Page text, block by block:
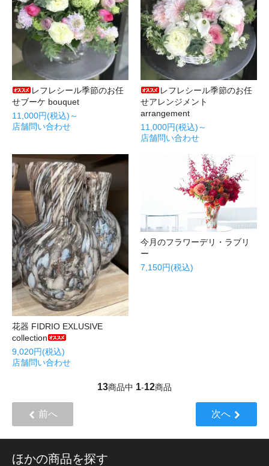
レフレシール季節のお任
せブーケ bouquet
11,000円(税込)～
店舗問い合わせ
レフレシール季節のお任
せアレンジメント
arrangement
11,000円(税込)～
店舗問い合わせ
花器 FIDRIO EXLUSIVE
collection
9,020円(税込)
店舗問い合わせ
今月のフラワーデリ・ラブリ
ー
7,150円(税込)
13商品中 1-12商品
前へ 次へ
ほかの商品を探す